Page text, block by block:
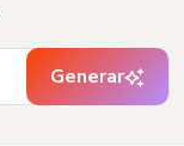
Generar